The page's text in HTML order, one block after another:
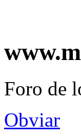
Foro de
Obviar